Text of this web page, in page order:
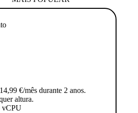
€/mês durante 2 anos.
altura.
vCPU